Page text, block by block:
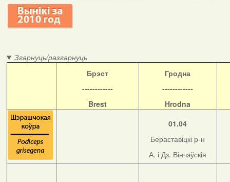
Згарнуць/разгарнуць
Брэст
------------
Brest
Гродна
------------
Hrodna
01.04
Бераставіцкі р-н
А. і Дз. Вінчэўскія